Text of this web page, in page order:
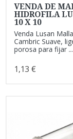
VENDA DE
HIDROFILA
10 X 10
Venda Lusan Malla
Cambric Suave,
porosa para fijar ...
1,13 €